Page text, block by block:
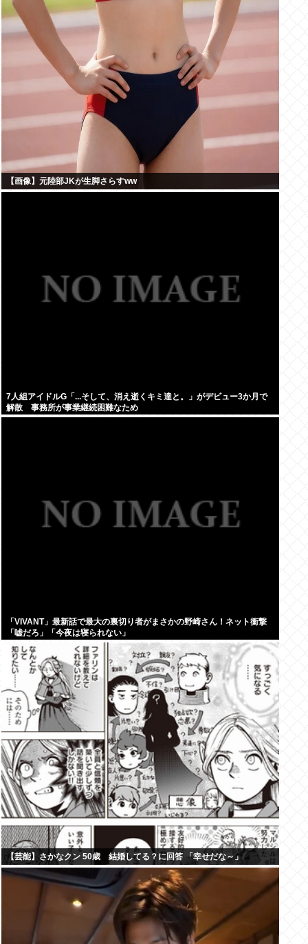
【画像】元陸部JKが生脚さらすww
7人組アイドルG「...そして、消え逝くキミ達と。」がデビュー3か月で
解散 事務所が事業継続困難なため
「VIVANT」最新話で最大の裏切り者がまさかの野崎さん！ネット衝撃
「嘘だろ」「今夜は寝られない」
【芸能】さかなクン 50歳 結婚してる？に回答 「幸せだな～」